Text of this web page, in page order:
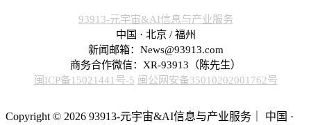
93913-元宇宙&AI信息与产业服务
中国 · 北京 / 福州
新闻邮箱：News@93913.com
商务合作微信：XR-93913（陈先生）
闽ICP备15021441号-5 闽公网安备35010202001762号
Copyright © 2026 93913-元宇宙&AI信息与产业服务｜ 中国 ·